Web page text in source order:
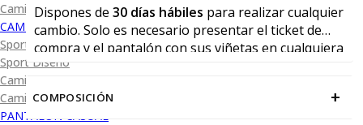
Camisa Cuadro y Raya
CAMISA SPORT
Sport Lisas
Sport Diseño
Camiseta Lisa
Camiseta Diseño
PANTALÓN CASUAL
Dispones de 30 días hábiles para realizar cualquier
cambio. Solo es necesario presentar el ticket de
compra y el pantalón con sus viñetas en cualquiera
de nuestras tiendas físicas.
COMPOSICIÓN +